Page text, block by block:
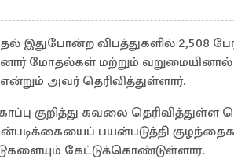
இதுபோன்ற விபத்துகளில் 2,508 பேர்
மோதல்கள் மற்றும் வறுமையினால்
அவர் தெரிவித்துள்ளார்.
குறித்து கவலை தெரிவித்துள்ள
பயன்படுத்தி
கேட்டுக்கொண்டுள்ளார்.